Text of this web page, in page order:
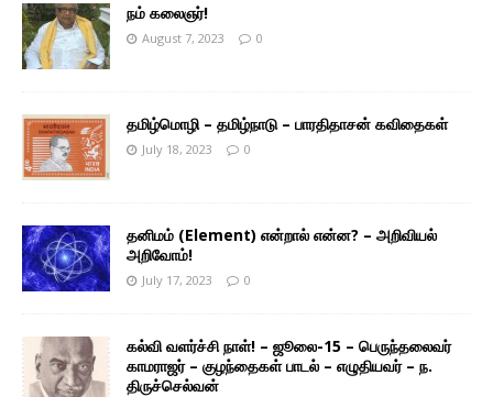
நம் கலைஞர்!
August 7, 2023 0
தமிழ்மொழி – தமிழ்நாடு – பாரதிதாசன் கவிதைகள்
July 18, 2023 0
தனிமம் (Element) என்றால் என்ன? – அறிவியல்
அறிவோம்!
July 17, 2023 0
கல்வி வளர்ச்சி நாள்! – ஜூலை-15 – பெருந்தலைவர்
காமராஜர் – குழந்தைகள் பாடல் – எழுதியவர் – ந.
திருச்செல்வன்